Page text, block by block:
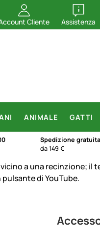
Cliente Assistenza
apri
ANIMALE GATTI
Spedizione gratuita
da 149 €